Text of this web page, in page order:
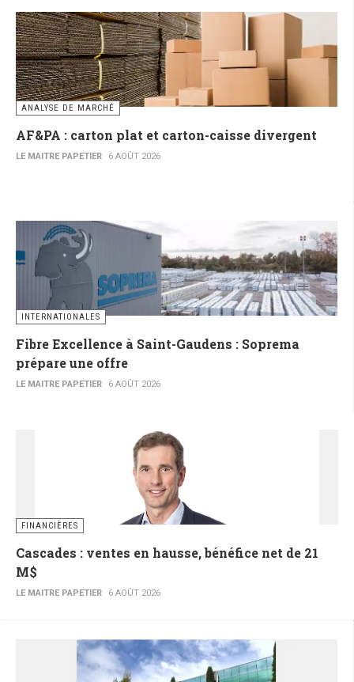
ANALYSE DE MARCHÉ
AF&PA : carton plat et carton-caisse divergent
LE MAITRE PAPETIER 6 AOÛT 2026
INTERNATIONALES
Fibre Excellence à Saint-Gaudens : Soprema
prépare une offre
LE MAITRE PAPETIER 6 AOÛT 2026
FINANCIÈRES
Cascades : ventes en hausse, bénéfice net de 21
M$
LE MAITRE PAPETIER 6 AOÛT 2026